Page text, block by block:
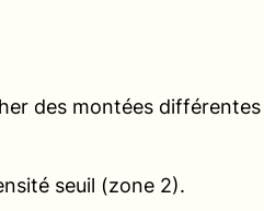
des montées
seuil (zone 2).